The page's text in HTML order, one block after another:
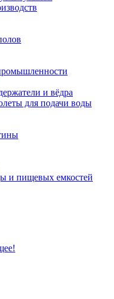
и вёдра
для подачи воды
и пищевых емкостей